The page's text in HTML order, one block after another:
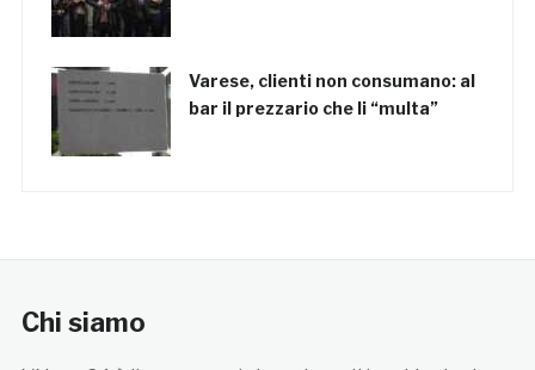
Varese, clienti non consumano: al
bar il prezzario che li “multa”
Chi siamo